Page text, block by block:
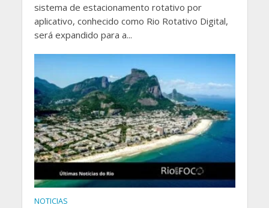
sistema de estacionamento rotativo por
aplicativo, conhecido como Rio Rotativo Digital,
será expandido para a...
NOTICIAS